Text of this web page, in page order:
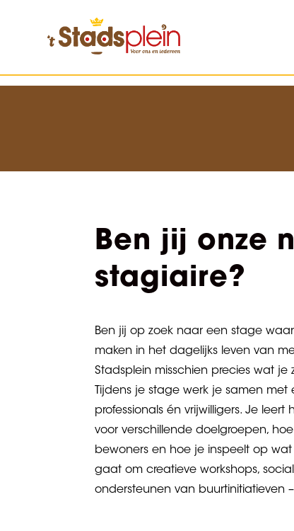
Ben jij onze
stagiaire?
Ben jij op zoek naar een stage
maken in het dagelijks leven van
Stadsplein misschien precies wat je
Tijdens je stage werk je samen
professionals én vrijwilligers. Je
voor verschillende doelgroepen,
bewoners en hoe je inspeelt op
gaat om creatieve workshops,
ondersteunen van buurtinitiatieven